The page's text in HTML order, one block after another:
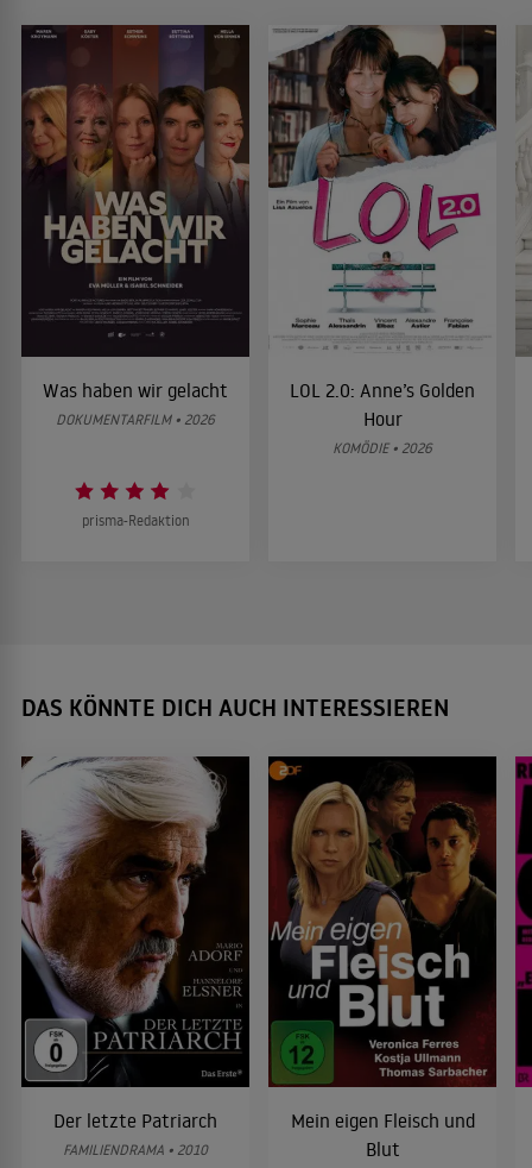
Was haben wir gelacht
DOKUMENTARFILM • 2026
prisma-Redaktion
LOL 2.0: Anne’s Golden
Hour
KOMÖDIE • 2026
DAS KÖNNTE DICH AUCH INTERESSIEREN
Der letzte Patriarch
FAMILIENDRAMA • 2010
Mein eigen Fleisch und
Blut